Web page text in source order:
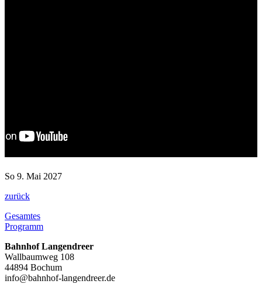
So 9. Mai 2027
zurück
Gesamtes
Programm
Bahnhof Langendreer
Wallbaumweg 108
44894 Bochum
info@bahnhof-langendreer.de